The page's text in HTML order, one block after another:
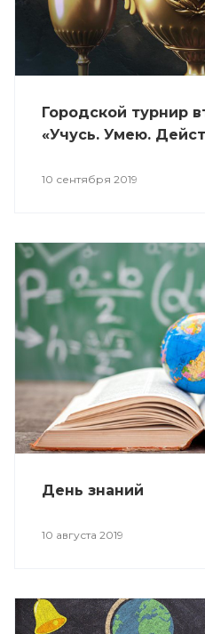
Городской турнир
«Учусь. Умею.
10 сентября 2019
День знаний
10 августа 2019